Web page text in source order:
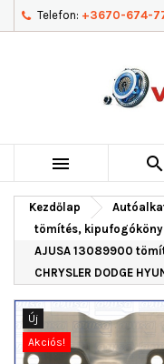
Telefon: +3670-674-
 
Kezdőlap
tömítés,
AJUSA 13089900
CHRYSLER DODGE
Új
Akciós!